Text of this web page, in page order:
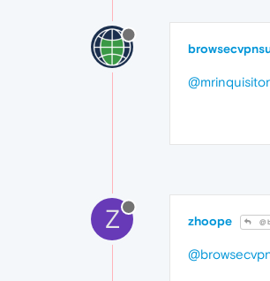
@mrinquisitor
Z zhoope